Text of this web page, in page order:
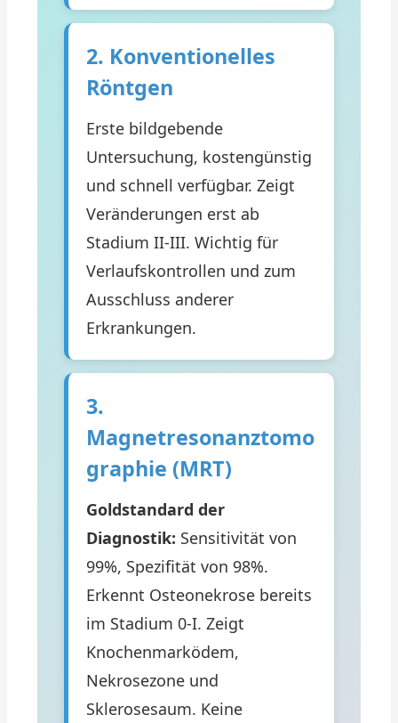
2. Konventionelles
Röntgen
Erste bildgebende
Untersuchung, kostengünstig
und schnell verfügbar. Zeigt
Veränderungen erst ab
Stadium II-III. Wichtig für
Verlaufskontrollen und zum
Ausschluss anderer
Erkrankungen.
3.
Magnetresonanztomo
graphie (MRT)
Goldstandard der
Diagnostik: Sensitivität von
99%, Spezifität von 98%.
Erkennt Osteonekrose bereits
im Stadium 0-I. Zeigt
Knochenmarködem,
Nekrosezone und
Sklerosesaum. Keine